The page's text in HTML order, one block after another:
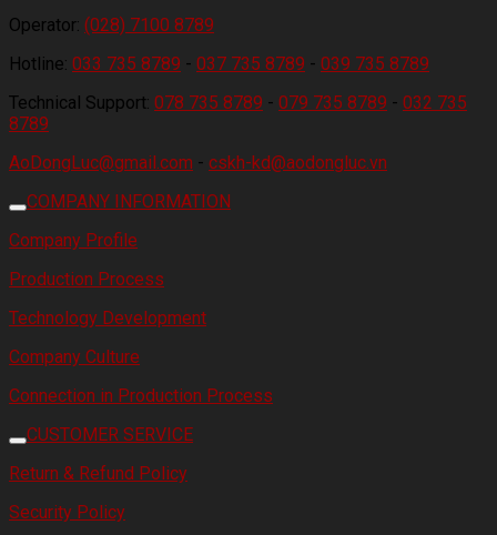
Operator: (028) 7100 8789
Hotline: 033 735 8789 - 037 735 8789 - 039 735 8789
Technical Support: 078 735 8789 - 079 735 8789 - 032 735
8789
AoDongLuc@gmail.com - cskh-kd@aodongluc.vn
COMPANY INFORMATION
Company Profile
Production Process
Technology Development
Company Culture
Connection in Production Process
CUSTOMER SERVICE
Return & Refund Policy
Security Policy